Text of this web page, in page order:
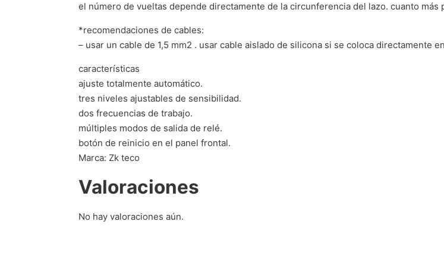
el número de vueltas depende directamente de la circunferencia del lazo. cuanto más
*recomendaciones de cables:
– usar un cable de 1,5 mm2 . usar cable aislado de silicona si se coloca directamente
características
ajuste totalmente automático.
tres niveles ajustables de sensibilidad.
dos frecuencias de trabajo.
múltiples modos de salida de relé.
botón de reinicio en el panel frontal.
Marca: Zk teco
Valoraciones
No hay valoraciones aún.